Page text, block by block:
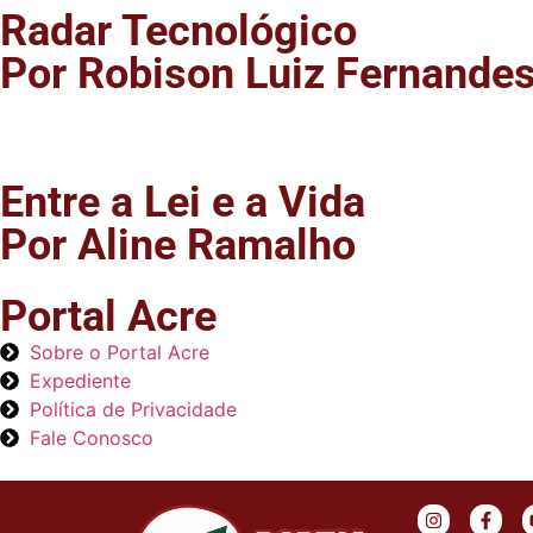
Radar Tecnológico
Por Robison Luiz
Entre a Lei e a Vida
Por Aline Ramalho
Portal Acre
Sobre o Portal Acre
Expediente
Política de Privacidade
Fale Conosco